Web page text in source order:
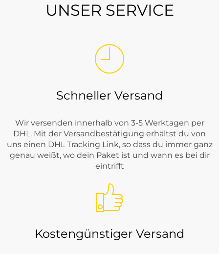
UNSER SERVICE
Schneller Versand
Wir versenden innerhalb von 3-5 Werktagen per
DHL. Mit der Versandbestätigung erhältst du von
uns einen DHL Tracking Link, so dass du immer ganz
genau weißt, wo dein Paket ist und wann es bei dir
eintrifft
Kostengünstiger Versand